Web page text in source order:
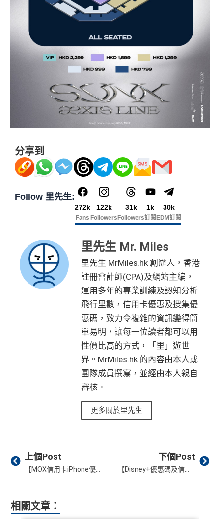
分享到
Follow 里先生:
272k
Fans
122k
Followers
31k
Followers
1k
訂閱
30k
EDM訂閱
里先生 Mr. Miles
里先生 MrMiles.hk 創辦人，香港
註冊會計師(CPA)及網站主編，
運用多年的專業訓練及認知分析
飛行里數，信用卡優惠及搜集優
惠碼，致力令複雜的資訊變得簡
單易明，讓每一位讀者都可以用
性價比高的方式，「里」遊世
界。MrMiles.hk 的內容由本人或
團隊成員撰寫，並經由本人親自
審核。
更多關於里先生
Prev
上個Post 下個Post
【Disney+優惠碼及信用卡比較 】訂閱串流平台，追劇都可以賺回贈！
相關文章：